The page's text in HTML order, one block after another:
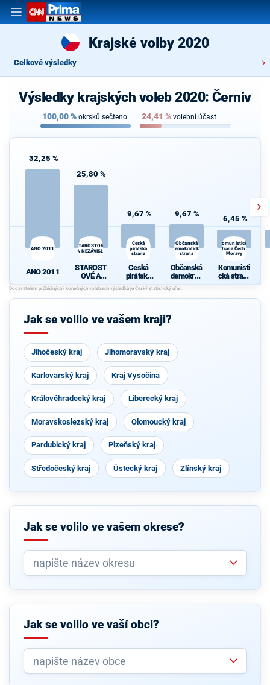
Krajské volby 2020
Celkové výsledky
Výsledky krajských voleb 2020: Černiv
100,00% okrsků sečteno 24,41 % volební účast
32,25 %
ANO 2011
ANO 2011
25,80 %
STAROSTOVÉ
A NEZÁVISLÍ
STAROST
OVÉ A
NEZÁVISL
Í
9,67 %
Česká
pirátská
strana
Česká
pirátská
strana
9,67 %
Občanská
demokratická
strana
Občanská
demokrati
cká strana
6,45 %
Komunistická
strana Čech a
Moravy
Komunisti
cká strana
Čech a
Jak se volilo ve vašem kraji?
Jihočeský kraj Jihomoravský kraj
Karlovarský kraj Kraj Vysočina
Královéhradecký kraj Liberecký kraj
Moravskoslezský kraj Olomoucký kraj
Pardubický kraj Plzeňský kraj
Středočeský kraj Ústecký kraj Zlínský kraj
Jak se volilo ve vašem okrese?
Jak se volilo ve vaší obci?